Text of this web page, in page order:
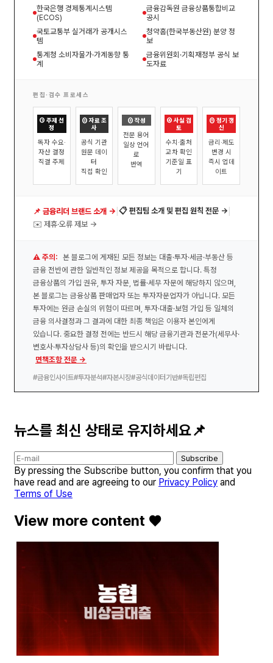
한국은행 경제통계시스템
(ECOS)
금융감독원 금융상품통합비교
공시
국토교통부 실거래가 공개시스
템
청약홈(한국부동산원) 분양 정
보
통계청 소비자물가·가계동향 통
계
금융위원회·기획재정부 공식 보
도자료
편집·검수 프로세스
① 주제 선
정
독자 수요·
자산 결정
직결 주제
② 자료 조
사
공식 기관
원문 데이
터
직접 확인
③ 작성
전문 용어
일상 언어
로
번역
④ 사실 검
토
수치·출처
교차 확인
기준일 표
기
⑤ 정기 갱
신
금리·제도
변경 시
즉시 업데
이트
📌 금융리더 브랜드 소개 → 📋 편집팀 소개 및 편집 원칙 전문 →
✉️ 제휴·오류 제보 →
⚠️ 주의: 본 블로그에 게재된 모든 정보는 대출·투자·세금·부동산 등
금융 전반에 관한 일반적인 정보 제공을 목적으로 합니다. 특정
금융상품의 가입 권유, 투자 자문, 법률·세무 자문에 해당하지 않으며,
본 블로그는 금융상품 판매업자 또는 투자자문업자가 아닙니다. 모든
투자에는 원금 손실의 위험이 따르며, 투자·대출·보험 가입 등 일체의
금융 의사결정과 그 결과에 대한 최종 책임은 이용자 본인에게
있습니다. 중요한 결정 전에는 반드시 해당 금융기관과 전문가(세무사·
변호사·투자상담사 등)의 확인을 받으시기 바랍니다.
면책조항 전문 →
#금융인사이트#투자분석#자본시장#공식데이터기반#독립편집
뉴스를 최신 상태로 유지하세요📌
Subscribe
By pressing the Subscribe button, you confirm that you
have read and are agreeing to our Privacy Policy and
Terms of Use
View more content ♥️